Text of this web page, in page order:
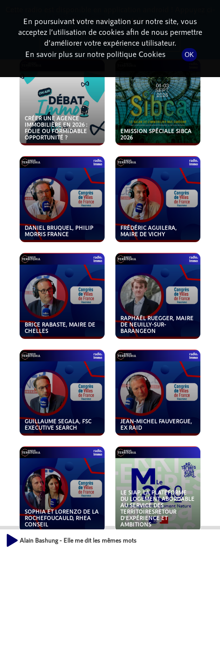
PODCASTS
CRÉER UNE AGENCE
IMMOBILIÈRE EN 2026 :
FOLIE OU FORMIDABLE
OPPORTUNITÉ ?
EMISSION SPÉCIALE SIBCA
2026
DANIEL BRUQUEL, PHILIP
MORRIS FRANCE
FRÉDÉRIC AGUILERA,
MAIRE DE VICHY
BRICE RABASTE, MAIRE DE
CHELLES
RAPHAËL RUEGGER, MAIRE
DE NEUILLY-SUR-
BARANGEON
GUILLAUME SEGALA, FSC
EXECUTIVE SEARCH
JEAN-MICHEL FAUVERGUE,
EX RAID
SOPHIA ET LORENZO DE LA
ROCHEFOUCAULD, RHEA
CONSEIL
LE SIAP, LA PLATEFORME
DU LOGEMENT ABORDABLE
AU SERVICE DES
TERRITOIRESRETOUR
D'EXPÉRIENCE ET
AMBITIONS
Alain Bashung - Elle me dit les mêmes mots
En poursuivant votre navigation sur notre site, vous
acceptez l’utilisation de cookies afin de nous permettre
d’améliorer votre expérience utilisateur.
En savoir plus sur notre politique Cookies
OK
dessous pour l'installer.
Non merci Télécharger l'application